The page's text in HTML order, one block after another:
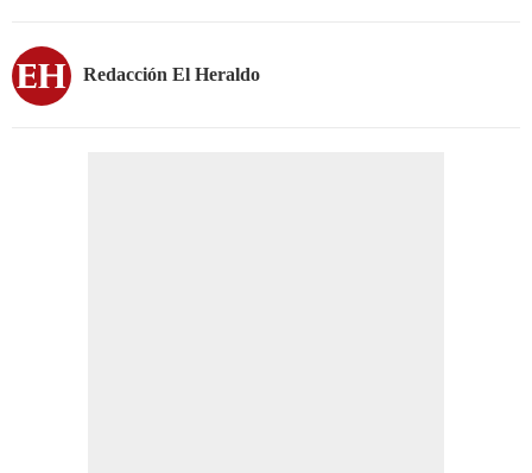
Redacción El Heraldo